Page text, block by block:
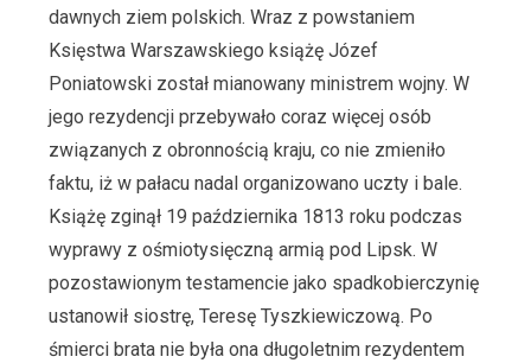
dawnych ziem polskich. Wraz z powstaniem
Księstwa Warszawskiego książę Józef
Poniatowski został mianowany ministrem wojny. W
jego rezydencji przebywało coraz więcej osób
związanych z obronnością kraju, co nie zmieniło
faktu, iż w pałacu nadal organizowano uczty i bale.
Książę zginął 19 października 1813 roku podczas
wyprawy z ośmiotysięczną armią pod Lipsk. W
pozostawionym testamencie jako spadkobierczynię
ustanowił siostrę, Teresę Tyszkiewiczową. Po
śmierci brata nie była ona długoletnim rezydentem